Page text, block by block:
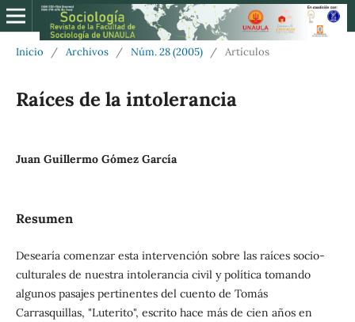
Inicio / Archivos / Núm. 28 (2005) / Artículos
Raíces de la intolerancia
Juan Guillermo Gómez García
Resumen
Desearía comenzar esta intervención sobre las raíces socio-
culturales de nuestra intolerancia civil y política tomando
algunos pasajes pertinentes del cuento de Tomás
Carrasquillas, "Luterito", escrito hace más de cien años en